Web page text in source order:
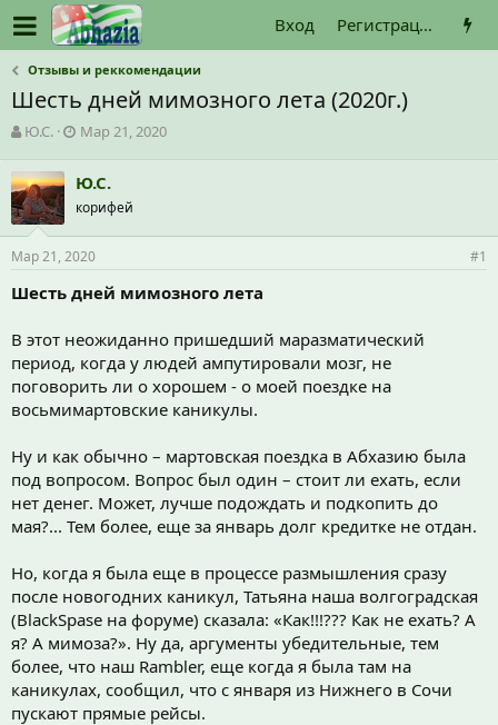
Вход Регистрация
Отзывы и реккомендации
Шесть дней мимозного лета (2020г.)
А
т
о
р
т
е
м
ы
Ю.С.
Д
а
н
ч
а
л
Мар 21, 2020
Ю.С.
корифей
Мар 21, 2020 #1
Шесть дней мимозного лета
В этот неожиданно пришедший маразматический
период, когда у людей ампутировали мозг, не
поговорить ли о хорошем - о моей поездке на
восьмимартовские каникулы.
Ну и как обычно – мартовская поездка в Абхазию была
под вопросом. Вопрос был один – стоит ли ехать, если
нет денег. Может, лучше подождать и подкопить до
мая?... Тем более, еще за январь долг кредитке не отдан.
Но, когда я была еще в процессе размышления сразу
после новогодних каникул, Татьяна наша волгоградская
(BlackSpase на форуме) сказала: «Как!!!??? Как не ехать? А
я? А мимоза?». Ну да, аргументы убедительные, тем
более, что наш Rambler, еще когда я была там на
каникулах, сообщил, что с января из Нижнего в Сочи
пускают прямые рейсы.